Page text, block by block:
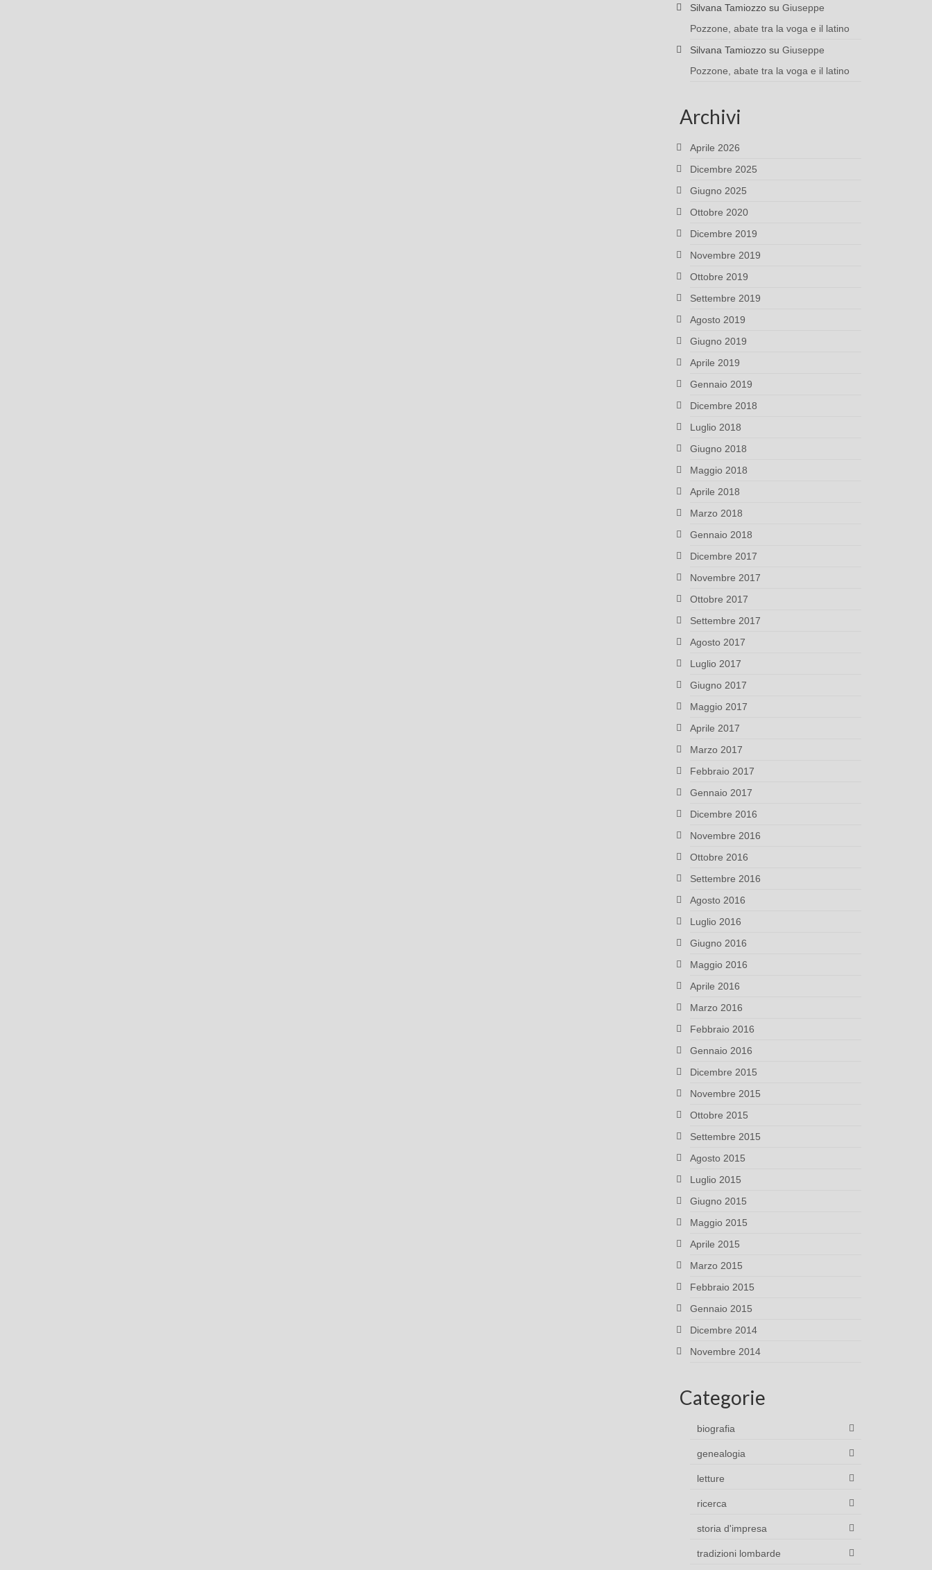
Silvana Tamiozzosu Giuseppe
Pozzone, abate tra la voga e il latino
Silvana Tamiozzosu Giuseppe
Pozzone, abate tra la voga e il latino
Archivi
Aprile 2026
Dicembre 2025
Giugno 2025
Ottobre 2020
Dicembre 2019
Novembre 2019
Ottobre 2019
Settembre 2019
Agosto 2019
Giugno 2019
Aprile 2019
Gennaio 2019
Dicembre 2018
Luglio 2018
Giugno 2018
Maggio 2018
Aprile 2018
Marzo 2018
Gennaio 2018
Dicembre 2017
Novembre 2017
Ottobre 2017
Settembre 2017
Agosto 2017
Luglio 2017
Giugno 2017
Maggio 2017
Aprile 2017
Marzo 2017
Febbraio 2017
Gennaio 2017
Dicembre 2016
Novembre 2016
Ottobre 2016
Settembre 2016
Agosto 2016
Luglio 2016
Giugno 2016
Maggio 2016
Aprile 2016
Marzo 2016
Febbraio 2016
Gennaio 2016
Dicembre 2015
Novembre 2015
Ottobre 2015
Settembre 2015
Agosto 2015
Luglio 2015
Giugno 2015
Maggio 2015
Aprile 2015
Marzo 2015
Febbraio 2015
Gennaio 2015
Dicembre 2014
Novembre 2014
Categorie
biografia
genealogia
letture
ricerca
storia d'impresa
tradizioni lombarde